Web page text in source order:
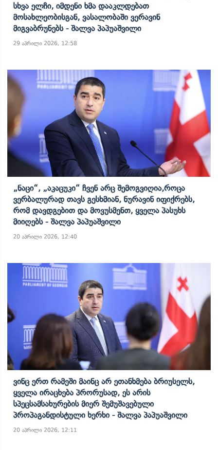
Სხვა Ელჩი, Იმდენი Ხმა Დააკლდებათ
Მოსახლეობისგან, Ვასალობაში Ვერავინ
Მიგვაბრუნებს - Შალვა Პაპუაშვილი
29 აპრილი 2026, 12:58
„ნაცი“, „აკაცუკი“ Ჩვენ Არც Შემოგვიღია,როცა
Ვერბალურად Თავს Გესხმიან, Ნურავინ Იფიქრებს,
Რომ Დავდგებით Და Მოვუსმენთ, Ყველა Პასუხს
Მიიღებს - Შალვა Პაპუაშვილი
20 აპრილი 2026, 12:40
Ვინც Ერთ Რამეში Მაინც Არ Ეთანხმება Ბრიუსელს,
Ყველა Ირაცხება Პრორუსად, Ეს Არის
Სპეცსამსახურების Მიერ Შემუშავებული
Პროპაგანდისტული Ხერხი - Შალვა Პაპუაშვილი
20 აპრილი 2026, 12:11